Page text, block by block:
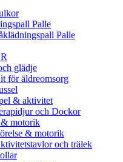
Palle
Palle
glädje
för äldreomsorg
& aktivitet
och Dockor
& motorik
& motorik
och trälek